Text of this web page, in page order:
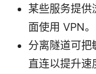
某些服务提供
面使用 VPN。
分离隧道可把
直连以提升速